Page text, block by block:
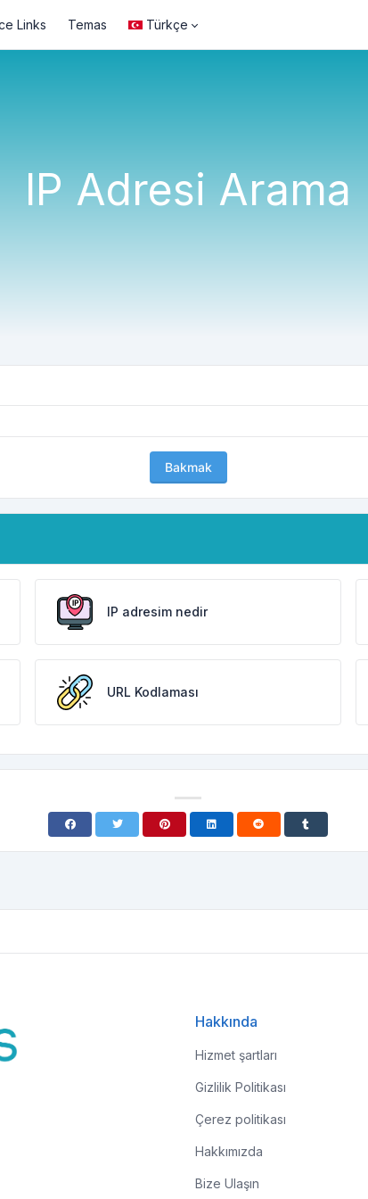
Links Temas Türkçe
IP Adresi Arama
Bakmak
IP adresim nedir
URL Kodlaması
Hakkında
Hizmet şartları
Gizlilik Politikası
Çerez politikası
Hakkımızda
Bize Ulaşın